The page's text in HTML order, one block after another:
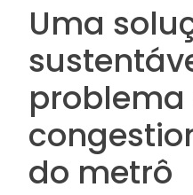
Uma
problema
do metrô